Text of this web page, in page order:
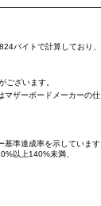
バイトで計算しており、
ざいます。
ザーボードメーカーの仕
準達成率を示しています
以上140%未満、